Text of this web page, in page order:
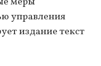
управления
издание текст